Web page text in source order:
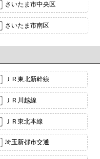
さいたま市中央区
さいたま市南区
ＪＲ東北新幹線
ＪＲ川越線
ＪＲ東北本線
埼玉新都市交通